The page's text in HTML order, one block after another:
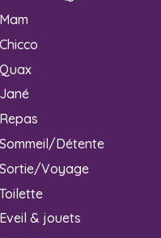
Mam
Chicco
Quax
Jané
Repas
Sommeil/Détente
Sortie/Voyage
Toilette
Eveil & jouets